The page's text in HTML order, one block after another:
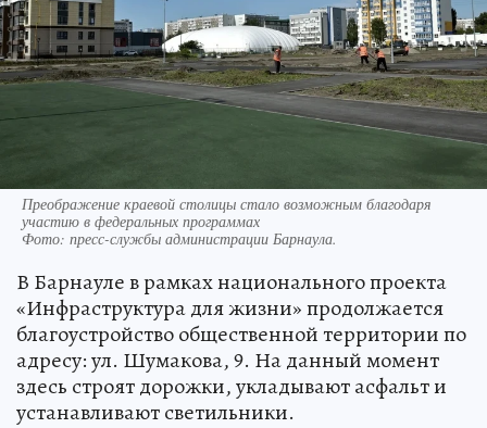
Преображение краевой столицы стало возможным благодаря
участию в федеральных программах
Фото: пресс-службы администрации Барнаула.
В Барнауле в рамках национального проекта
«Инфраструктура для жизни» продолжается
благоустройство общественной территории по
адресу: ул. Шумакова, 9. На данный момент
здесь строят дорожки, укладывают асфальт и
устанавливают светильники.